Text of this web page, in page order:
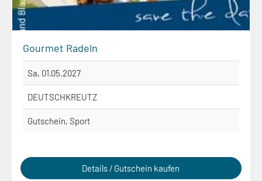
Gourmet Radeln
Sa, 01.05.2027
DEUTSCHKREUTZ
Gutschein, Sport
Details / Gutschein kaufen